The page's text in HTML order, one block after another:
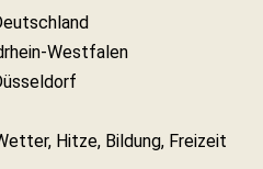
Westfalen
Hitze, Bildung, Freizeit